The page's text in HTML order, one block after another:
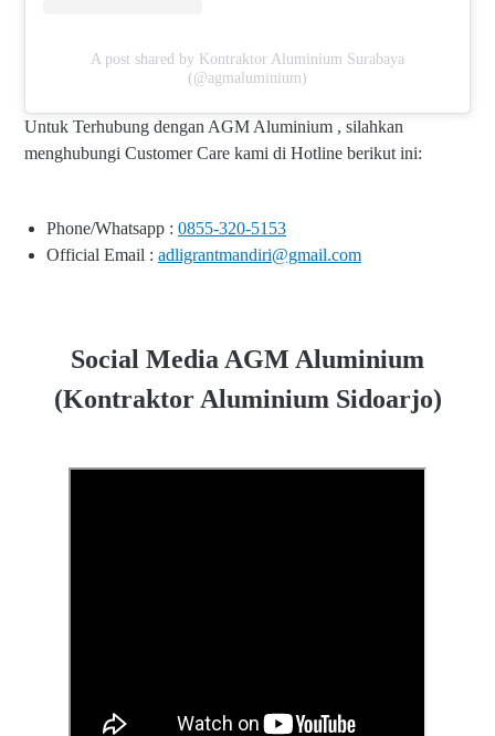
A post shared by Kontraktor Aluminium Surabaya
(@agmaluminium)
Untuk Terhubung dengan AGM Aluminium , silahkan
menghubungi Customer Care kami di Hotline berikut ini:
Phone/Whatsapp : 0855-320-5153
Official Email : adligrantmandiri@gmail.com
Social Media AGM Aluminium
(Kontraktor Aluminium Sidoarjo)